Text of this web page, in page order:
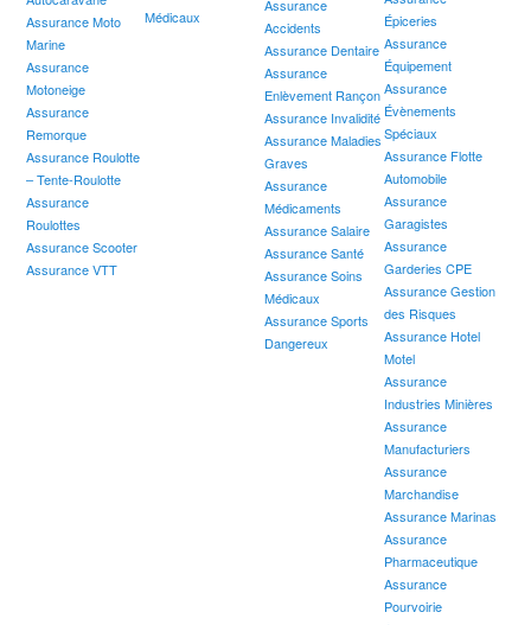
Épiceries
Assurance
Équipement
Assurance
Évènements
Spéciaux
Assurance Flotte
Automobile
Assurance
Garagistes
Assurance
Garderies CPE
Assurance Gestion
des Risques
Assurance Hotel
Motel
Assurance
Industries Minières
Assurance
Manufacturiers
Assurance
Marchandise
Assurance Marinas
Assurance
Pharmaceutique
Assurance
Pourvoirie
Assurance Moto
Marine
Assurance
Motoneige
Assurance
Remorque
Assurance Roulotte
– Tente-Roulotte
Assurance
Roulottes
Assurance Scooter
Assurance VTT
Médicaux
Assurance
Accidents
Assurance Dentaire
Assurance
Enlèvement Rançon
Assurance Invalidité
Assurance Maladies
Graves
Assurance
Médicaments
Assurance Salaire
Assurance Santé
Assurance Soins
Médicaux
Assurance Sports
Dangereux